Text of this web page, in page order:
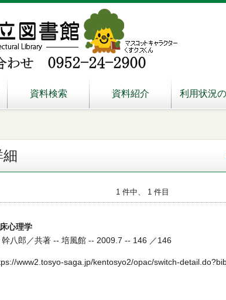
資料検索 資料紹介 利用状況
細
1 件中、 1 件目
心理学
幹八郎／共著 -- 培風館 -- 2009.7 -- 146 ／146
www2.tosyo-saga.jp/kentosyo2/opac/switch-